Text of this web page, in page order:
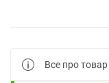
Все про товар